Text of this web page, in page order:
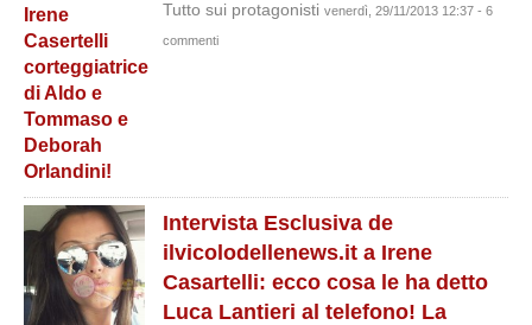
Tutto sui protagonisti venerdì, 29/11/2013 12:37 - 6
commenti
Intervista Esclusiva de
ilvicolodellenews.it a Irene
Casartelli: ecco cosa le ha detto
Luca Lantieri al telefono! La